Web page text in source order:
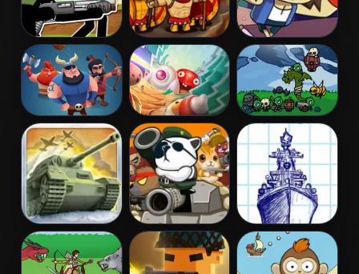
Stickman
Army: The
Resistance
Heroes of
Myths Warriors
of Gods
Parking Lot
Wars
Clash of
Vikings
Apple
Defender
Castle Defense
Online
1941 Frozen
Front
Metal Animal Sea Battleship